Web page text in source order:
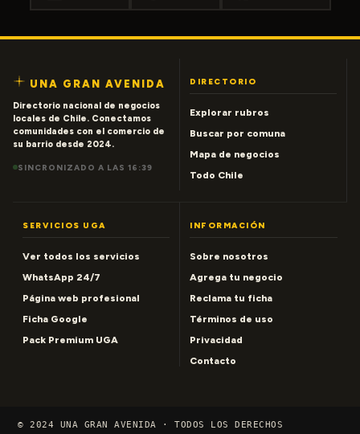
UNA GRAN AVENIDA
Directorio nacional de negocios
locales de Chile. Conectamos
comunidades con el comercio de
su barrio desde 2024.
SINCRONIZADO A LAS 16:39
DIRECTORIO
Explorar rubros
Buscar por comuna
Mapa de negocios
Todo Chile
SERVICIOS UGA
Ver todos los servicios
WhatsApp 24/7
Página web profesional
Ficha Google
Pack Premium UGA
INFORMACIÓN
Sobre nosotros
Agrega tu negocio
Reclama tu ficha
Términos de uso
Privacidad
Contacto
© 2024 UNA GRAN AVENIDA · TODOS LOS DERECHOS